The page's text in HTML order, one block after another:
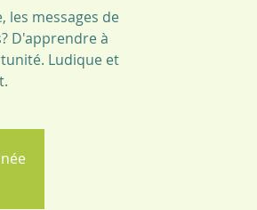
les messages de
D'apprendre à
Ludique et